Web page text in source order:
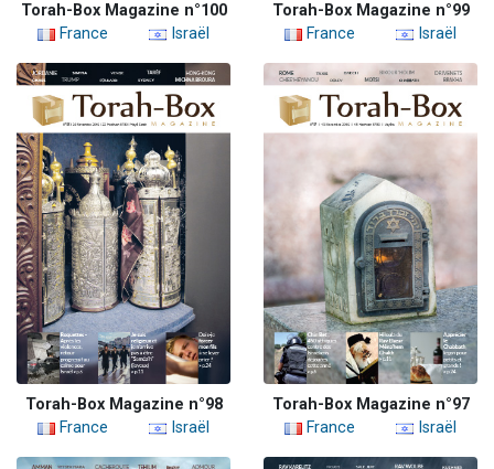
Torah-Box Magazine n°100
France
Israël
Torah-Box Magazine n°99
France
Israël
Torah-Box Magazine n°98
France
Israël
Torah-Box Magazine n°97
France
Israël